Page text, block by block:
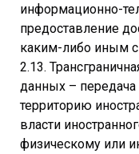
информационно-
предоставление
каким-либо иным
2.13.
данных –
территорию
власти
физическому или